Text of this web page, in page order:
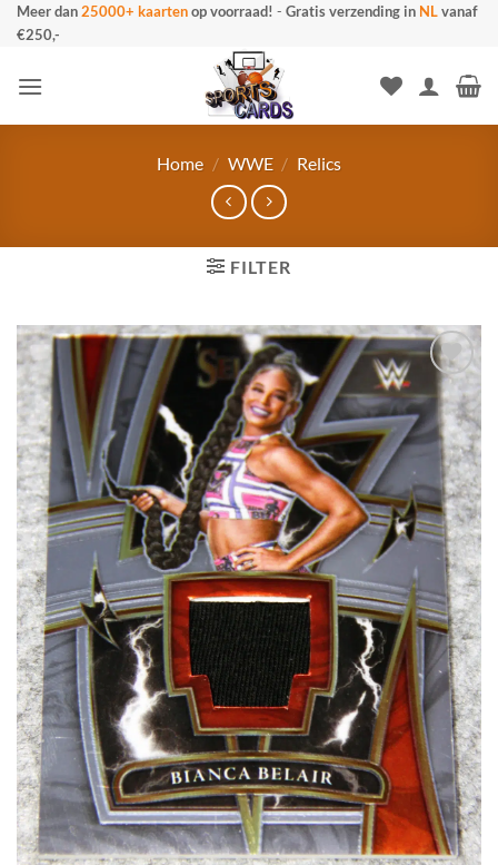
Ga
naar
Meer dan25000+ kaartenop voorraad! - Gratis verzending in NLvanaf
€250,-
Home / WWE / Relics
FILTER